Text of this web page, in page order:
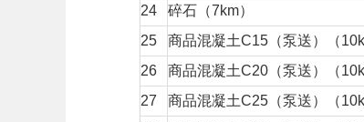
24
碎石（7km）
25
商品混凝土C15（泵送）（
26
商品混凝土C20（泵送）（
27
商品混凝土C25（泵送）（